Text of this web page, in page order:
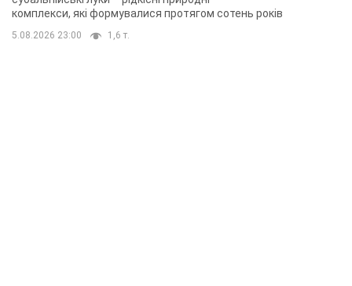
комплекси, які формувалися протягом сотень років
5.08.2026 23:00 1,6 т.